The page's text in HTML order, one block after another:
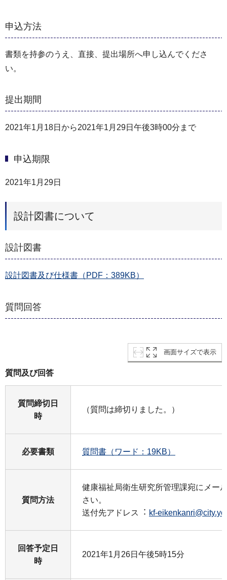
申込方法
書類を持参のうえ、直接、提出場所へ申し込んでくださ
い。
提出期間
2021年1月18日から2021年1⽉29⽇午後3時00分まで
申込期限
2021年1月29日
設計図書について
設計図書
設計図書及び仕様書（PDF：389KB）
質問回答
画面サイズで表示
質問及び回答
質問締切⽇
時
（質問は締切りました。）
必要書類 質問書（ワード：19KB）
質問⽅法
健康福祉局衛⽣研究所管理課宛にメー
さい。
送付先アドレス︓ kf-
回答予定⽇
時
2021年1⽉26⽇午後5時15分